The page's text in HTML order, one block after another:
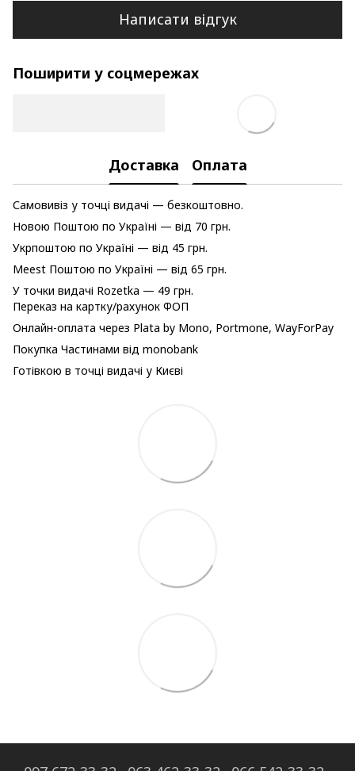
Написати відгук
Поширити у соцмережах
Доставка Оплата
Самовивіз у точці видачі — безкоштовно.
Новою Поштою по Україні — від 70 грн.
Укрпоштою по Україні — від 45 грн.
Meest Поштою по Україні — від 65 грн.
У точки видачі Rozetka — 49 грн.
Переказ на картку/рахунок ФОП
Онлайн-оплата через Plata by Mono, Portmone, WayForPay
Покупка Частинами від monobank
Готівкою в точці видачі у Києві